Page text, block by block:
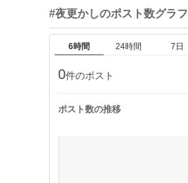
#夜更かしのポスト数グラフ
6時間 24時間 7日
0件のポスト
ポスト数の推移